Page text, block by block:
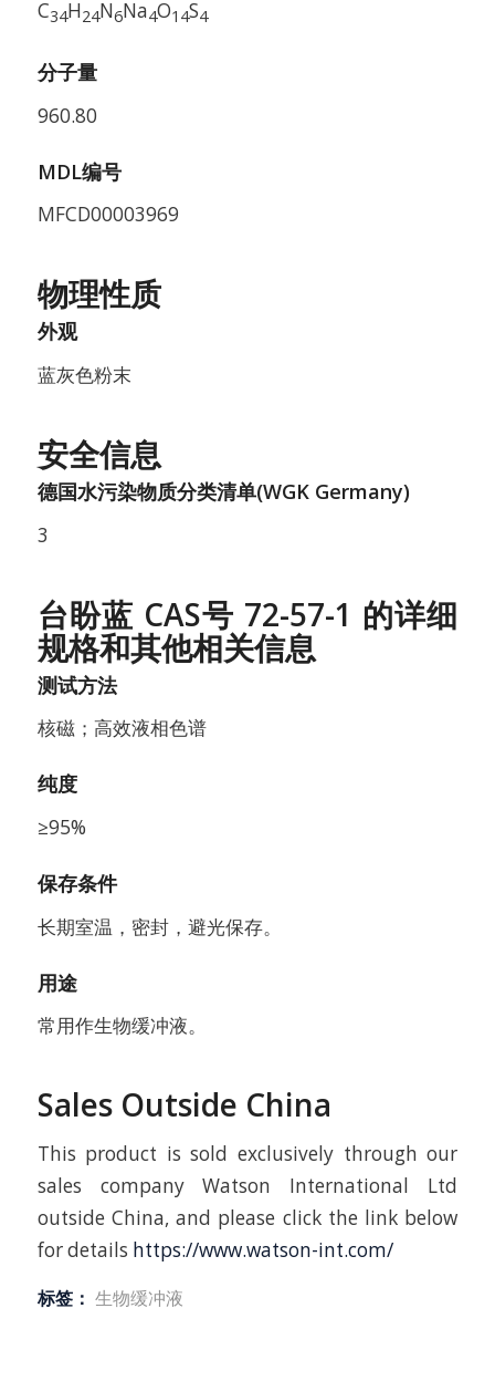
C34H24N6Na4O14S4
分子量
960.80
MDL编号
MFCD00003969
物理性质
外观
蓝灰色粉末
安全信息
德国水污染物质分类清单(WGK Germany)
3
台盼蓝 CAS号 72-57-1 的详细
规格和其他相关信息
测试方法
核磁；高效液相色谱
纯度
≥95%
保存条件
长期室温，密封，避光保存。
用途
常用作生物缓冲液。
Sales Outside China
This product is sold exclusively through our
sales company Watson International Ltd
outside China, and please click the link below
for details https://www.watson-int.com/
标签： 生物缓冲液